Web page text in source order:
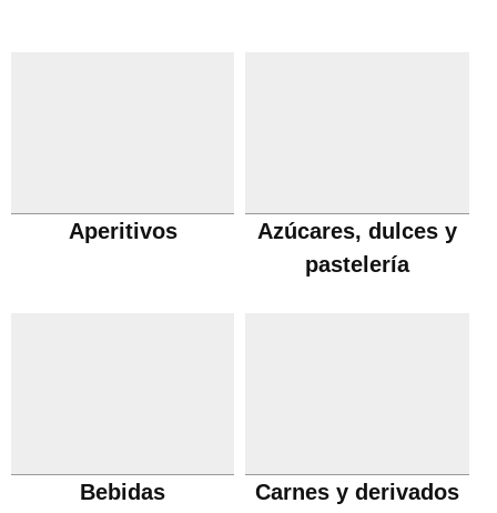
Aperitivos
Azúcares, dulces y
pastelería
Bebidas Carnes y derivados